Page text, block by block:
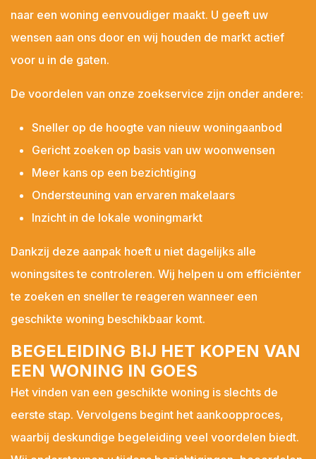
naar een woning eenvoudiger maakt. U geeft uw
wensen aan ons door en wij houden de markt actief
voor u in de gaten.
De voordelen van onze zoekservice zijn onder andere:
Sneller op de hoogte van nieuw woningaanbod
Gericht zoeken op basis van uw woonwensen
Meer kans op een bezichtiging
Ondersteuning van ervaren makelaars
Inzicht in de lokale woningmarkt
Dankzij deze aanpak hoeft u niet dagelijks alle
woningsites te controleren. Wij helpen u om efficiënter
te zoeken en sneller te reageren wanneer een
geschikte woning beschikbaar komt.
BEGELEIDING BIJ HET KOPEN VAN
EEN WONING IN GOES
Het vinden van een geschikte woning is slechts de
eerste stap. Vervolgens begint het aankoopproces,
waarbij deskundige begeleiding veel voordelen biedt.
Koop / Huur*
Koop
Type woning*
Maximum prijs*
Minimum aantal slaapkamers*
Wensen*